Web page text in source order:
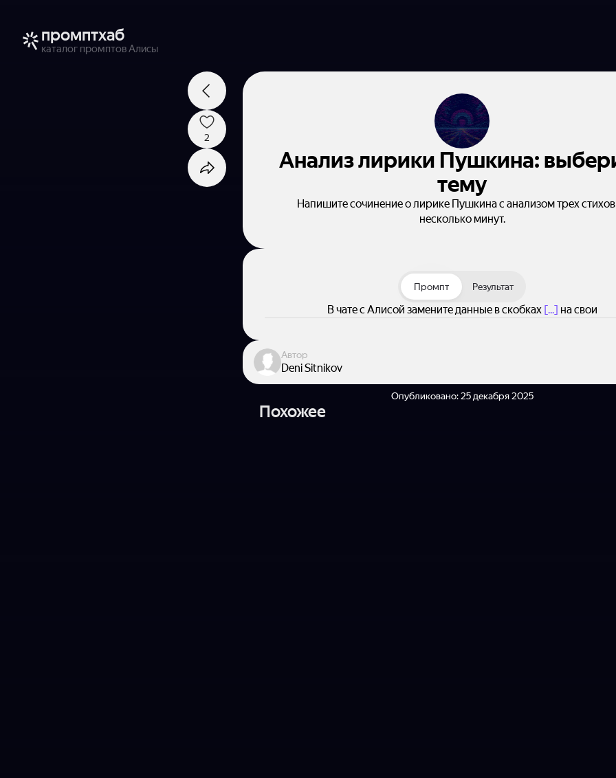
промптхаб
каталог промптов Алисы
Анализ лирики Пушкина:
тему
Напишите сочинение о лирике Пушкина с анализом трех стихов
несколько минут.
2
Промпт Результат
В чате с Алисой замените данные в скобках [...] на свои
Автор
Deni Sitnikov
Опубликовано:25 декабря 2025
Похожее